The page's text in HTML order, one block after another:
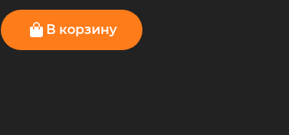
В корзину